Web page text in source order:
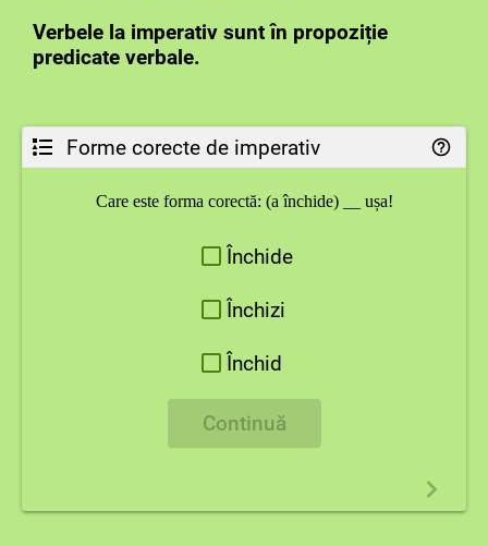
Verbele la imperativ sunt în propoziție
predicate verbale.
Forme corecte de imperativ
Care este forma corectă: (a închide) __ ușa!
Închide
Închizi
Închid
Continuă